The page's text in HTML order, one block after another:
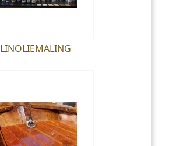
LINOLIEMALING